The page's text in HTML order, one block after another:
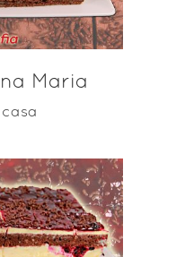
Maria
COȘ